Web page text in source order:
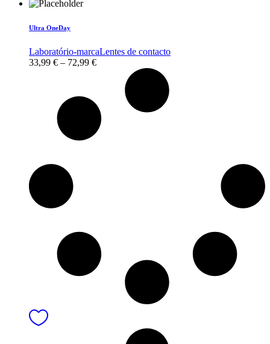
Ultra OneDay
Laboratório-marcaLentes de contacto
33,99 € – 72,99 €Price
through
72,99 €